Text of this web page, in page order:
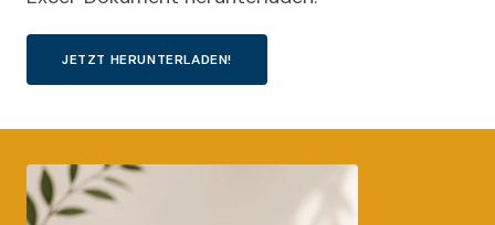
JETZT HERUNTERLADEN!